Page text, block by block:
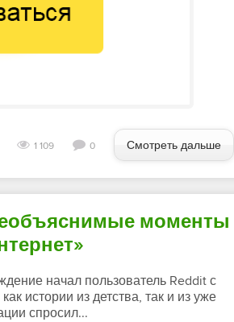
1 109 0 Смотреть дальше
моменты
начал пользователь Reddit с
истории из детства, так и из уже
спросил...